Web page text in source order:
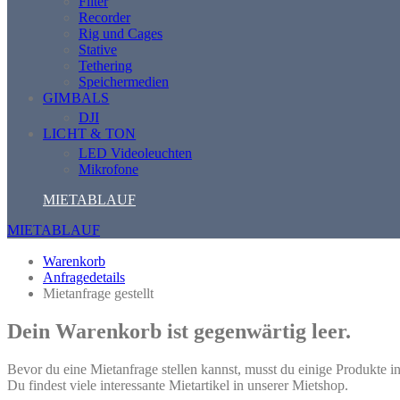
Recorder
Rig und Cages
Stative
Tethering
Speichermedien
GIMBALS
DJI
LICHT & TON
LED Videoleuchten
Mikrofone
MIETABLAUF
MIETABLAUF
Warenkorb
Anfragedetails
Mietanfrage gestellt
Dein Warenkorb ist gegenwärtig leer.
Bevor du eine Mietanfrage stellen kannst, musst du einige Produkte
Du findest viele interessante Mietartikel in unserer Mietshop.